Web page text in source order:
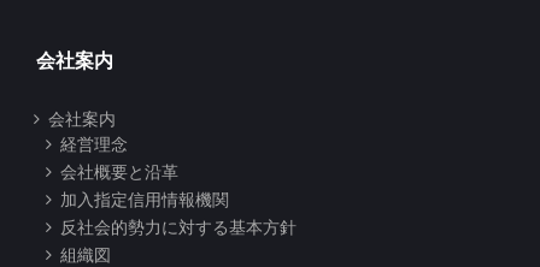
会社案内
会社案内
経営理念
会社概要と沿革
加入指定信用情報機関
反社会的勢力に対する基本方針
組織図